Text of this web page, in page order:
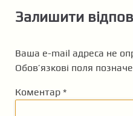
Залишити
Ваша e-mail адреса не
Обов’язкові поля
Коментар *